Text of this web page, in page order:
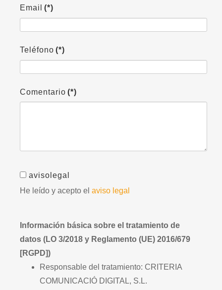
Email (*)
Teléfono (*)
Comentario (*)
avisolegal
He leído y acepto el aviso legal
Información básica sobre el tratamiento de
datos (LO 3/2018 y Reglamento (UE) 2016/679
[RGPD])
Responsable del tratamiento: CRITERIA
COMUNICACIÓ DIGITAL, S.L.